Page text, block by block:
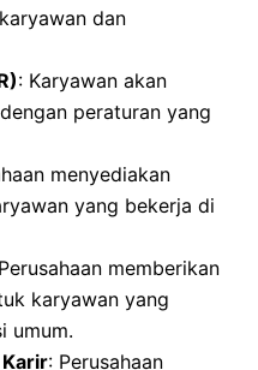
dan
: Karyawan akan
peraturan yang
menyediakan
yang bekerja di
memberikan
karyawan yang
umum.
: Perusahaan